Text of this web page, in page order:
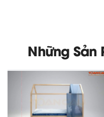
TRANG
3000X200X36
TỔNG
CỘNG
Những Sản